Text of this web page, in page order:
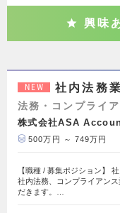
興味
NEW 社内法務
法務・コンプライ
株式会社ASA
500万円 ～ 749万円
【職種 / 募集ポジション】
社内法務、コンプライアン
だきます。…